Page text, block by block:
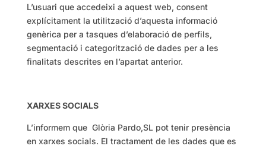
L’usuari que accedeixi a aquest web, consent
explícitament la utilització d’aquesta informació
genèrica per a tasques d’elaboració de perfils,
segmentació i categorització de dades per a les
finalitats descrites en l’apartat anterior.
XARXES SOCIALS
L’informem que Glòria Pardo,SL pot tenir presència
en xarxes socials. El tractament de les dades que es